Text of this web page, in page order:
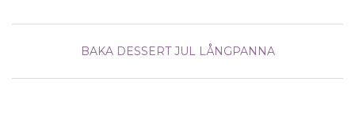
BAKA DESSERT JUL LÅNGPANNA